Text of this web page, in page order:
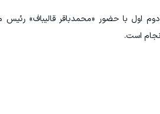
دوم اول با حضور «محمدباقر قالیباف»
است.